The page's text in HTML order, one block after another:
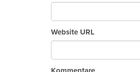
Website URL